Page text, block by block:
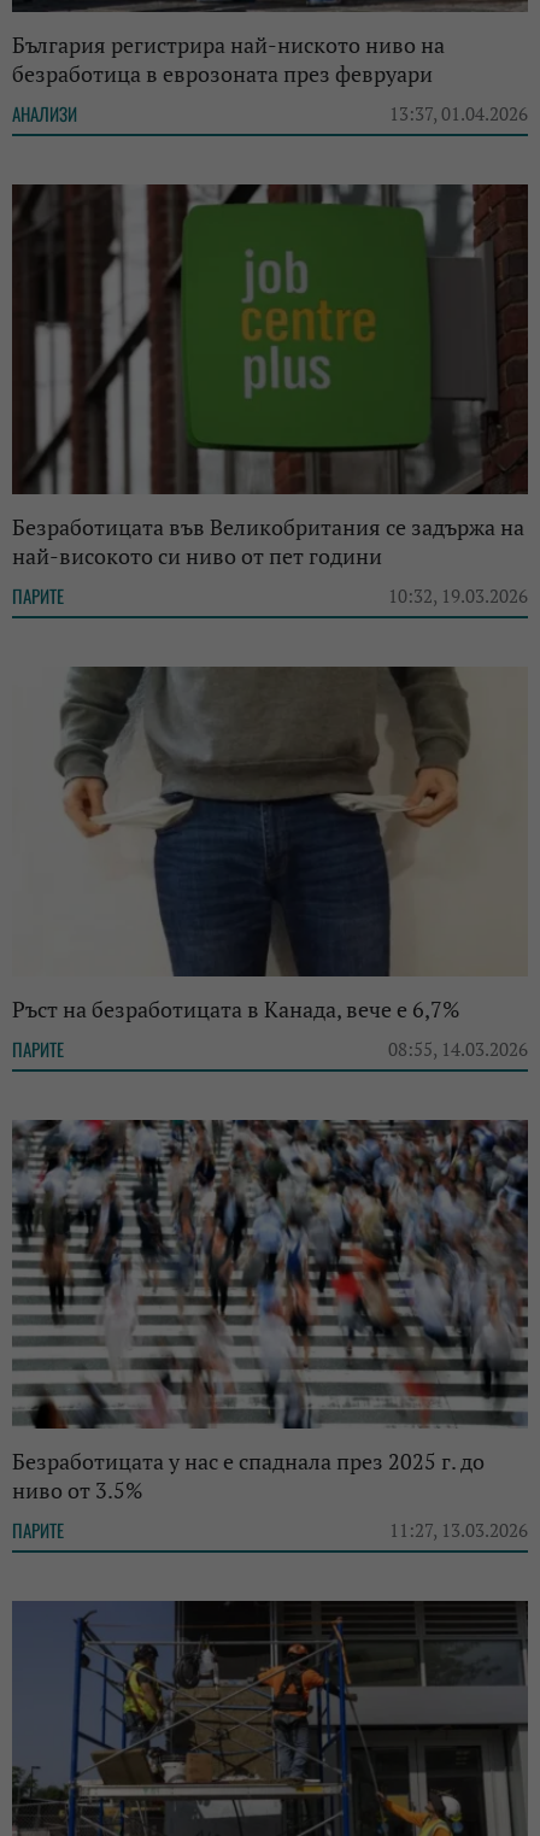
България регистрира най-ниското ниво на
безработица в еврозоната през февруари
АНАЛИЗИ 13:37, 01.04.2026
Безработицата във Великобритания се задържа на
най-високото си ниво от пет години
ПАРИТЕ 10:32, 19.03.2026
Ръст на безработицата в Канада, вече е 6,7%
ПАРИТЕ 08:55, 14.03.2026
Безработицата у нас е спаднала през 2025 г. до
ниво от 3.5%
ПАРИТЕ 11:27, 13.03.2026